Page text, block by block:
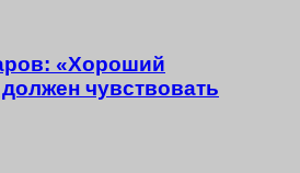
«Хороший
чувствовать